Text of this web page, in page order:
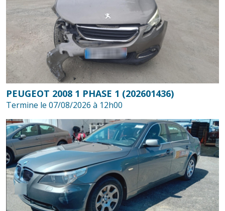
PEUGEOT 2008 1 PHASE 1 (202601436)
Termine le 07/08/2026 à 12h00